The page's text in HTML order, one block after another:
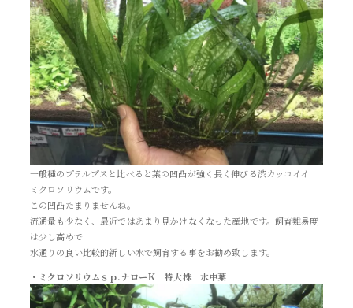
一般種のプテルプスと比べると葉の凹凸が強く長く伸びる渋カッコイイ
ミクロソリウムです。
この凹凸たまりませんね。
流通量も少なく、最近ではあまり見かけなくなった産地です。飼育難易度
は少し高めで
水通りの良い比較的新しい水で飼育する事をお勧め致します。
・ミクロソリウムｓｐ.ナローＫ 特大株 水中葉